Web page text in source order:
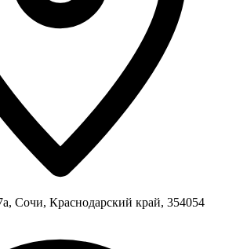
Сочи, Краснодарский край, 354054